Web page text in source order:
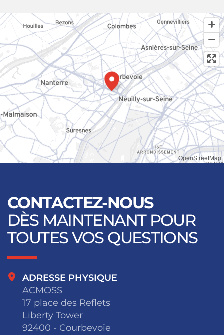
OpenStreetMap
CONTACTEZ-NOUS
DÈS MAINTENANT POUR
TOUTES VOS QUESTIONS
ADRESSE PHYSIQUE
ACMOSS
17 place des Reflets
Liberty Tower
92400 - Courbevoie